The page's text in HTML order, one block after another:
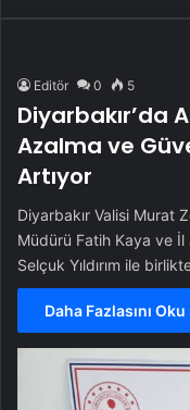
Editör 0 5
Diyarbakır’da
Azalma ve
Artıyor
Diyarbakır Valisi Murat
Müdürü Fatih Kaya ve İl
Selçuk Yıldırım ile
Daha Fazlasını Oku